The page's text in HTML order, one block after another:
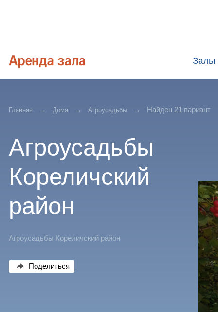
Залы
Главная Дома Агроусадьбы Найден 21 вариант
Агроусадьбы
Кореличский
район
Агроусадьбы Кореличский район
Поделиться